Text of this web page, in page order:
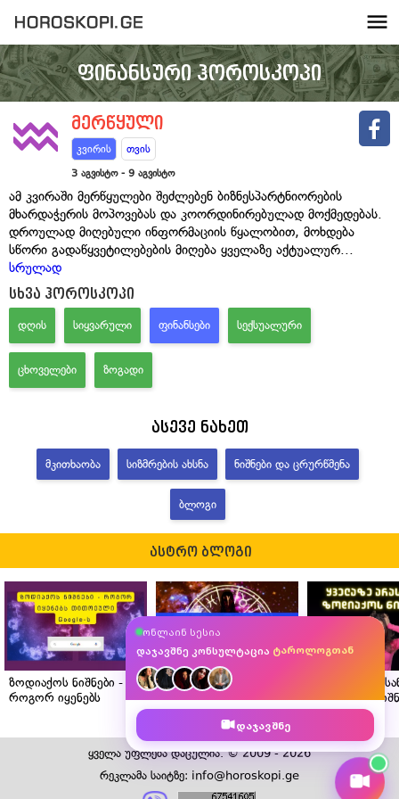
ფინანსური ჰოროსკოპი
მერწყული
კვირის თვის
3 აგვისტო - 9 აგვისტო
ამ კვირაში მერწყულები შეძლებენ ბიზნესპარტნიორების
მხარდაჭერის მოპოვებას და კოორდინირებულად მოქმედებას.
დროულად მიღებული ინფორმაციის წყალობით, მოხდება
სწორი გადაწყვეტილებების მიღება ყველაზე აქტუალურ...
სრულად
სხვა ჰოროსკოპი
ᲓᲦᲘᲡ ᲡᲘᲧᲕᲐᲠᲣᲚᲘ ᲤᲘᲜᲐᲜᲡᲔᲑᲘ ᲡᲔᲥᲡᲣᲐᲚᲣᲠᲘ
ᲪᲮᲝᲕᲔᲚᲔᲑᲘ ᲖᲝᲒᲐᲓᲘ
ასევე ნახეთ
ᲛᲙᲘᲗᲮᲐᲝᲑᲐ ᲡᲘᲖᲛᲠᲔᲑᲘᲡ ᲐᲮᲡᲜᲐ ᲜᲘᲨᲜᲔᲑᲘ ᲓᲐ ᲪᲠᲣᲠᲬᲛᲔᲜᲐ
ᲑᲚᲝᲒᲘ
ასტრო ბლოგი
ზოდიაქოს ნიშნები -
როგორ იყენებს
თითოეული Google-ს?
ასტროლოგის რჩევები
ზოდიაქოს თითოეული
ნიშნისთვის
საცხოვრებლის სწორი
შერჩევისთვის
ყველაზე
ზოდიაქოს
ყველა უფლება დაცულია. © 2009 - 2026
რეკლამა საიტზე: info@horoskopi.ge
ონლაინ სესია
დაჯავშნე კონსულტაცია ტაროლოგთან
დაჯავშნე